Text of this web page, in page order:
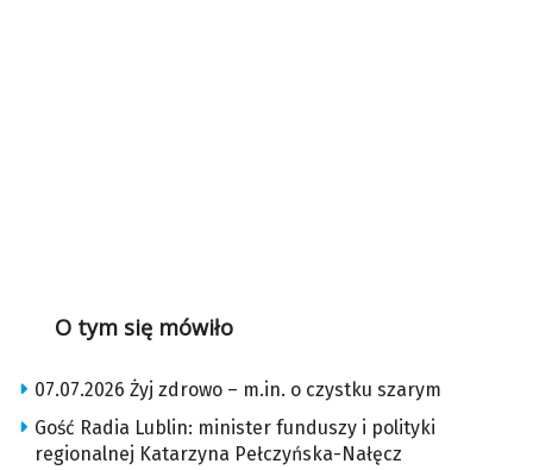
O tym się mówiło
07.07.2026 Żyj zdrowo – m.in. o czystku szarym
Gość Radia Lublin: minister funduszy i polityki
regionalnej Katarzyna Pełczyńska-Nałęcz